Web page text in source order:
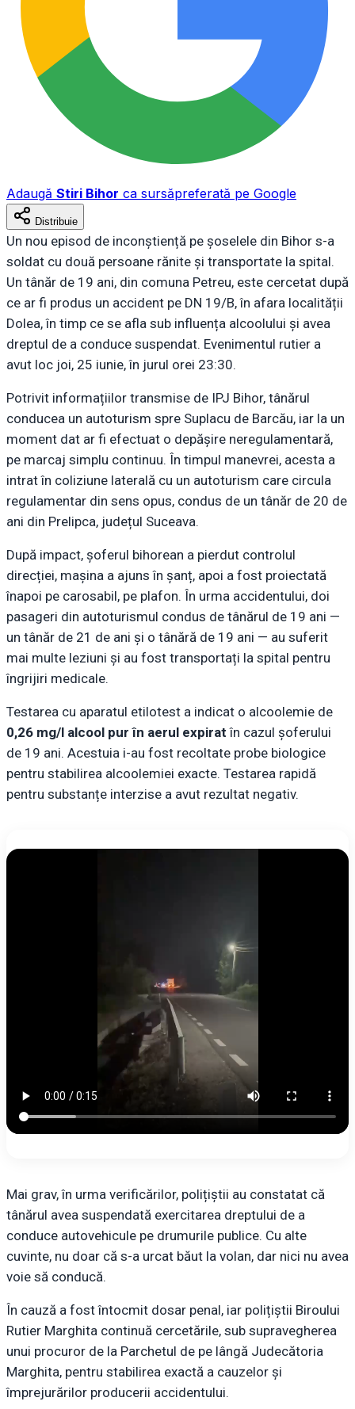
Adaugă Stiri Bihor ca sursăpreferată pe Google
Distribuie
Un nou episod de inconștiență pe șoselele din Bihor s-a
soldat cu două persoane rănite și transportate la spital.
Un tânăr de 19 ani, din comuna Petreu, este cercetat după
ce ar fi produs un accident pe DN 19/B, în afara localității
Dolea, în timp ce se afla sub influența alcoolului și avea
dreptul de a conduce suspendat. Evenimentul rutier a
avut loc joi, 25 iunie, în jurul orei 23:30.
Potrivit informațiilor transmise de IPJ Bihor, tânărul
conducea un autoturism spre Suplacu de Barcău, iar la un
moment dat ar fi efectuat o depășire neregulamentară,
pe marcaj simplu continuu. În timpul manevrei, acesta a
intrat în coliziune laterală cu un autoturism care circula
regulamentar din sens opus, condus de un tânăr de 20 de
ani din Prelipca, județul Suceava.
După impact, șoferul bihorean a pierdut controlul
direcției, mașina a ajuns în șanț, apoi a fost proiectată
înapoi pe carosabil, pe plafon. În urma accidentului, doi
pasageri din autoturismul condus de tânărul de 19 ani —
un tânăr de 21 de ani și o tânără de 19 ani — au suferit
mai multe leziuni și au fost transportați la spital pentru
îngrijiri medicale.
Testarea cu aparatul etilotest a indicat o alcoolemie de
0,26 mg/l alcool pur în aerul expirat în cazul șoferului
de 19 ani. Acestuia i-au fost recoltate probe biologice
pentru stabilirea alcoolemiei exacte. Testarea rapidă
pentru substanțe interzise a avut rezultat negativ.
Mai grav, în urma verificărilor, polițiștii au constatat că
tânărul avea suspendată exercitarea dreptului de a
conduce autovehicule pe drumurile publice. Cu alte
cuvinte, nu doar că s-a urcat băut la volan, dar nici nu avea
voie să conducă.
În cauză a fost întocmit dosar penal, iar polițiștii Biroului
Rutier Marghita continuă cercetările, sub supravegherea
unui procuror de la Parchetul de pe lângă Judecătoria
Marghita, pentru stabilirea exactă a cauzelor și
împrejurărilor producerii accidentului.